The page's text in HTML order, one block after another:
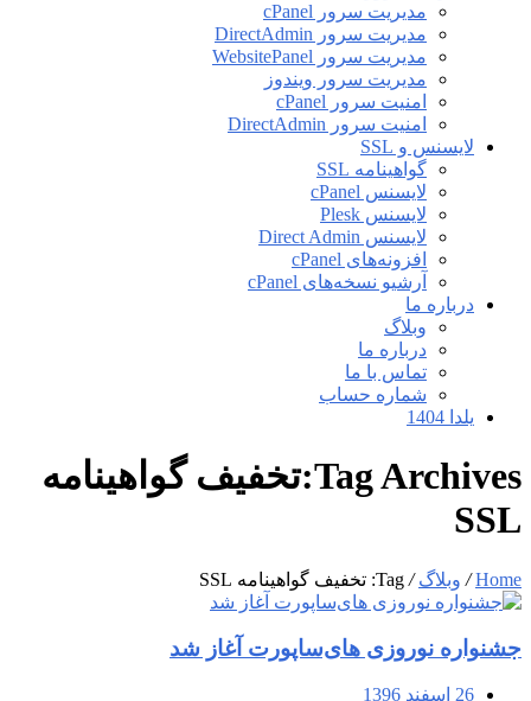
مدیریت سرور cPanel
مدیریت سرور DirectAdmin
مدیریت سرور WebsitePanel
مدیریت سرور ویندوز
امنیت سرور cPanel
امنیت سرور DirectAdmin
لایسنس و SSL
گواهینامه SSL
لایسنس cPanel
لایسنس Plesk
لایسنس Direct Admin
افزونه‌های cPanel
آرشیو نسخه‌های cPanel
درباره ما
وبلاگ
درباره ما
تماس با ما
شماره حساب
یلدا 1404
Tag Archives:تخفیف گواهینامه
SSL
Home
/ وبلاگ / Tag: تخفیف گواهینامه SSL
جشنواره نوروزی های‌ساپورت آغاز شد
26 اسفند 1396